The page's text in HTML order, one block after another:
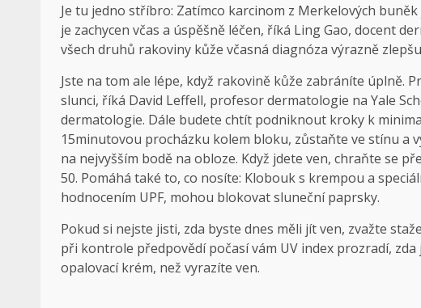
Je tu jedno stříbro: Zatímco karcinom z Merkelových
je zachycen včas a úspěšně léčen, říká Ling Gao, docent
všech druhů rakoviny kůže včasná diagnóza výrazně
Jste na tom ale lépe, když rakovině kůže zabráníte úplně.
slunci, říká David Leffell, profesor dermatologie na Yale
dermatologie. Dále budete chtít podniknout kroky k
15minutovou procházku kolem bloku, zůstaňte ve stínu a
na nejvyšším bodě na obloze. Když jdete ven, chraňte se
50. Pomáhá také to, co nosíte: Klobouk s krempou a
hodnocením UPF, mohou blokovat sluneční paprsky.
Pokud si nejste jisti, zda byste dnes měli jít ven, zvažte
při kontrole předpovědí počasí vám UV index prozradí,
opalovací krém, než vyrazíte ven.